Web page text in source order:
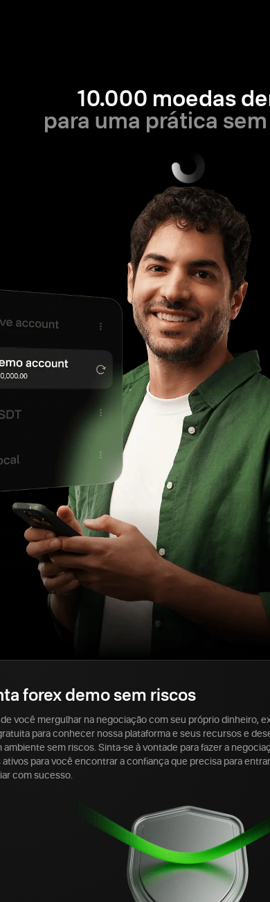
10.000 moedas
para uma prática
forex demo sem riscos
você mergulhar na negociação com seu próprio dinheiro,
para conhecer nossa plataforma e seus recursos e
ambiente sem riscos. Sinta-se à vontade para fazer a
para você encontrar a confiança que precisa para
com sucesso.